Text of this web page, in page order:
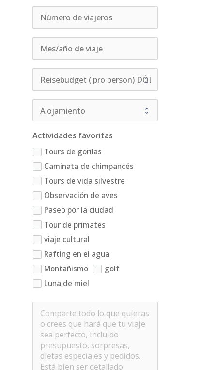
Actividades favoritas
Tours de gorilas
Caminata de chimpancés
Tours de vida silvestre
Observación de aves
Paseo por la ciudad
Tour de primates
viaje cultural
Rafting en el agua
Montañismo
golf
Luna de miel